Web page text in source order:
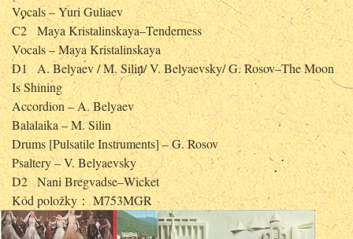
Vocals – Yuri Guliaev
C2
Maya Kristalinskaya–Tenderness
Vocals – Maya Kristalinskaya
D1 A. Belyaev / M. Silin/ V. Belyaevsky/ G. Rosov–The Moon
Is Shining
Accordion – A. Belyaev
Balalaika – M. Silin
Drums [Pulsatile Instruments] – G. Rosov
Psaltery – V. Belyaevsky
D2 Nani Bregvadse–Wicket
Kód položky： M753MGR